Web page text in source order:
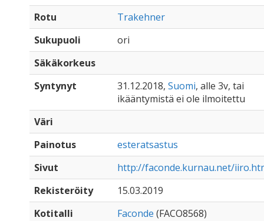
Rotu
Trakehner
Sukupuoli
ori
Säkäkorkeus
Syntynyt
31.12.2018, Suomi, alle 3v, tai
ikääntymistä ei ole ilmoitettu
Väri
Painotus
esteratsastus
Sivut
http://faconde.kurnau.net/
Rekisteröity
15.03.2019
Kotitalli
Faconde (FACO8568)